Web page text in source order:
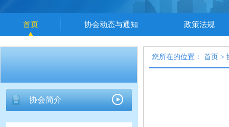
首页 协会动态与通知 政策法规
协会简介
您所在的位置： 首页 >